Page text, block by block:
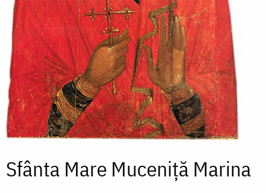
Sfânta Mare Muceniță Marina